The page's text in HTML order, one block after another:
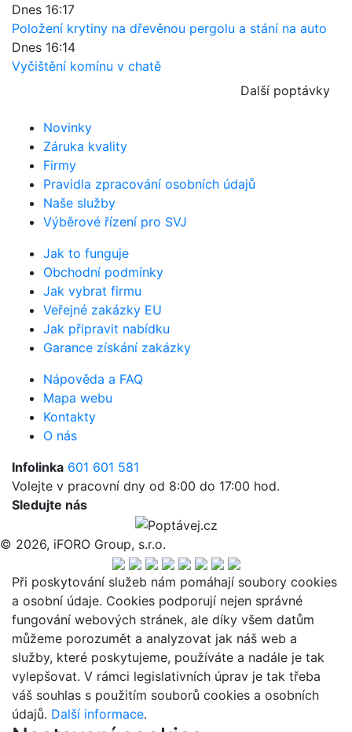
Dnes 16:17
Položení krytiny na dřevěnou pergolu a stání na auto
Dnes 16:14
Vyčištění komínu v chatě
Další poptávky
Novinky
Záruka kvality
Firmy
Pravidla zpracování osobních údajů
Naše služby
Výběrové řízení pro SVJ
Jak to funguje
Obchodní podmínky
Jak vybrat firmu
Veřejné zakázky EU
Jak připravit nabídku
Garance získání zakázky
Nápověda a FAQ
Mapa webu
Kontakty
O nás
Infolinka 601 601 581
Volejte v pracovní dny od 8:00 do 17:00 hod.
Sledujte nás
© 2026, iFORO Group, s.r.o.
Při poskytování služeb nám pomáhají soubory cookies
a osobní údaje. Cookies podporují nejen správné
fungování webových stránek, ale díky všem datům
můžeme porozumět a analyzovat jak náš web a
služby, které poskytujeme, používáte a nadále je tak
vylepšovat. V rámci legislativních úprav je tak třeba
váš souhlas s použitím souborů cookies a osobních
údajů. Další informace.